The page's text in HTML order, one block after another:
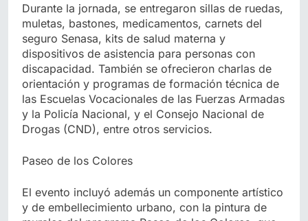
Durante la jornada, se entregaron sillas de ruedas,
muletas, bastones, medicamentos, carnets del
seguro Senasa, kits de salud materna y
dispositivos de asistencia para personas con
discapacidad. También se ofrecieron charlas de
orientación y programas de formación técnica de
las Escuelas Vocacionales de las Fuerzas Armadas
y la Policía Nacional, y el Consejo Nacional de
Drogas (CND), entre otros servicios.
Paseo de los Colores
El evento incluyó además un componente artístico
y de embellecimiento urbano, con la pintura de